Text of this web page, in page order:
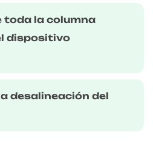
toda la columna
dispositivo
desalineación del